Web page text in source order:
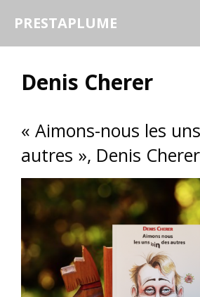
PRESTAPLUME
Denis Cherer
« Aimons-nous les
autres », Denis Cherer